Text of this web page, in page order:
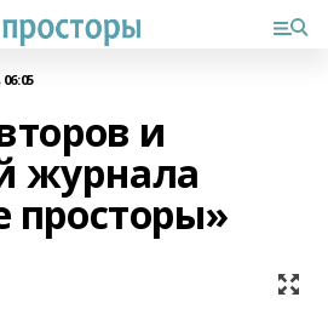
и
журнала
просторы»